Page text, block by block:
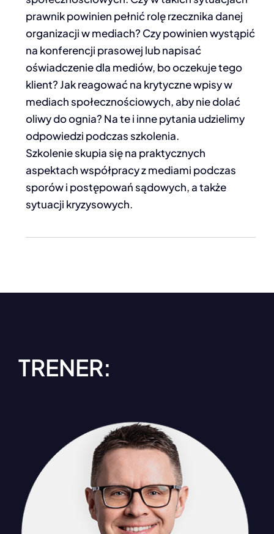
prawnik powinien pełnić rolę rzecznika danej
organizacji w mediach? Czy powinien wystąpić
na konferencji prasowej lub napisać
oświadczenie dla mediów, bo oczekuje tego
klient? Jak reagować na krytyczne wpisy w
mediach społecznościowych, aby nie dolać
oliwy do ognia? Na te i inne pytania udzielimy
odpowiedzi podczas szkolenia.
Szkolenie skupia się na praktycznych
aspektach współpracy z mediami podczas
sporów i postępowań sądowych, a także
sytuacji kryzysowych.
TRENER: